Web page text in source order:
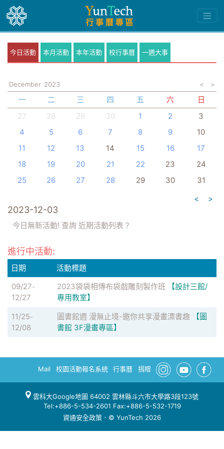
今日活動 本月活動 本年活動 校行事曆 一週大事
December 2023 < >
一 二 三 四 五 六
日
27
28 29 30 1 2
3
4
5 6 7 8 9
10
11
12 13 14 15 16
17
18
19 20 21 22 23
24
25
26 27 28 29 30
31
<
>
2023-12-03
今日無新活動! 查詢 近期活動列表 ?
進行中活動:
日期
活動標題
09/27-
12/27
2023袋袋相傳布袋戲雕刻製作班
【設計三館/
專用教室】
11/25-
12/08
圖書館週 漫無止境-邀你共享漫畫漂書趣
【圖
書館 3F漫畫專區】
Mail 校園活動報名系統 行事曆 捐贈
雲科大Google地圖 64002 雲林縣斗六市大學路3段123號
Tel:+886-5-534-2601 Fax:+886-5-532-1719
資通安全政策 ．© YunTech 2026